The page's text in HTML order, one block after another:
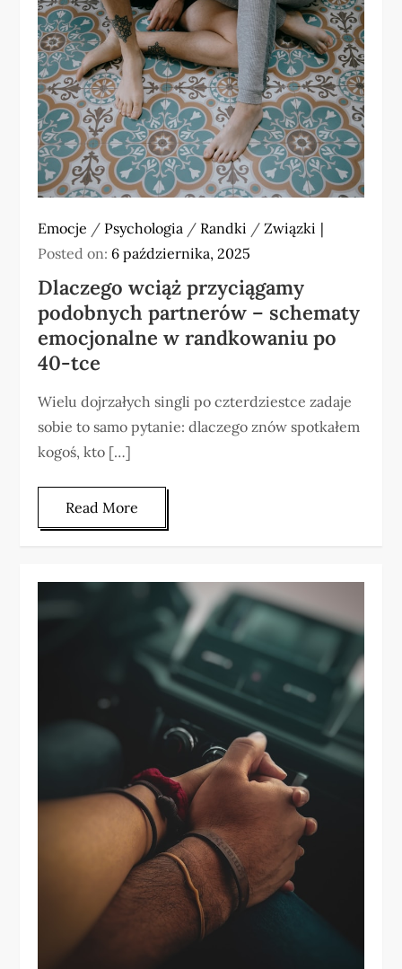
Emocje / Psychologia / Randki /Związki
Posted on: 6 października, 2025
Dlaczego wciąż przyciągamy
podobnych partnerów – schematy
emocjonalne w randkowaniu po
40-tce
Wielu dojrzałych singli po czterdziestce zadaje
sobie to samo pytanie: dlaczego znów spotkałem
kogoś, kto […]
Read More